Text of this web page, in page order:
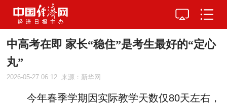
中高考在即 家长“稳住”是考生最好的“定心
丸”
2026-05-27 06:12 来源：新华网
今年春季学期因实际教学天数仅80天左右，